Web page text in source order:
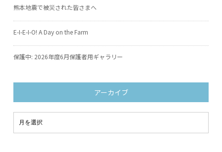
熊本地震で被災された皆さまへ
E-I-E-I-O! A Day on the Farm
保護中: 2026年度6月保護者用ギャラリー
アーカイブ